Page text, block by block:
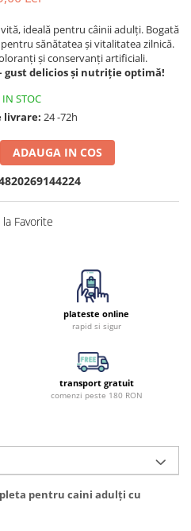
ideală pentru câinii adulți. Bogată
sănătatea și vitalitatea zilnică.
și conservanți artificiali.
gust delicios și nutriție optimă!
IN STOC
livrare: 24 -72h
ADAUGA IN COS
la Favorite
plateste online
rapid si sigur
transport gratuit
comenzi peste 180 RON
pentru caini adulți cu